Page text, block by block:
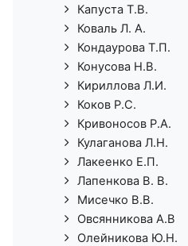
Капуста Т.В.
Коваль Л. А.
Кондаурова Т.П.
Конусова Н.В.
Кириллова Л.И.
Коков Р.С.
Кривоносов Р.А.
Кулаганова Л.Н.
Лакеенко Е.П.
Лапенкова В. В.
Мисечко В.В.
Овсянникова А.В
Олейникова Ю.Н.